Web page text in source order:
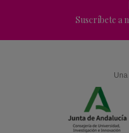
Suscríbete a